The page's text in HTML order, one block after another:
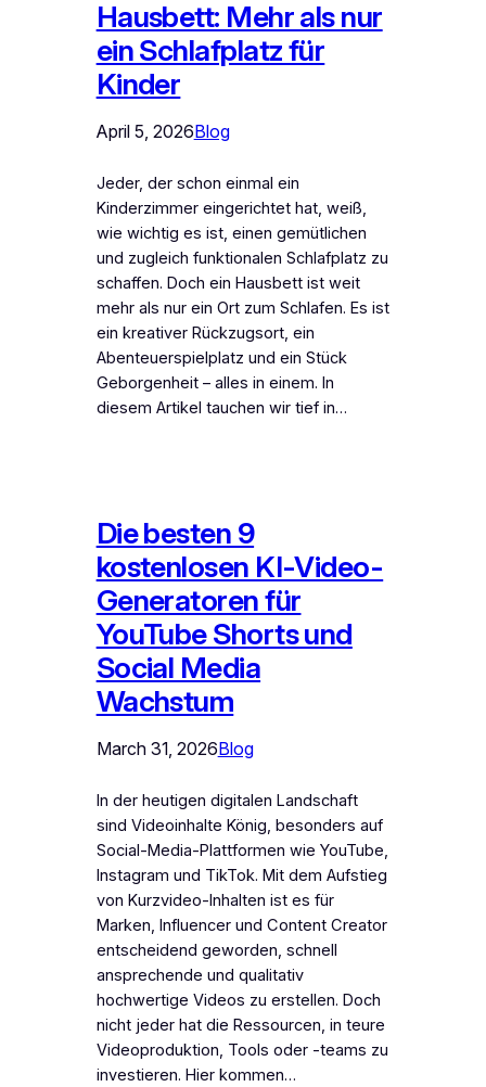
Hausbett: Mehr als nur
ein Schlafplatz für
Kinder
April 5, 2026Blog
Jeder, der schon einmal ein
Kinderzimmer eingerichtet hat, weiß,
wie wichtig es ist, einen gemütlichen
und zugleich funktionalen Schlafplatz zu
schaffen. Doch ein Hausbett ist weit
mehr als nur ein Ort zum Schlafen. Es ist
ein kreativer Rückzugsort, ein
Abenteuerspielplatz und ein Stück
Geborgenheit – alles in einem. In
diesem Artikel tauchen wir tief in…
Die besten 9
kostenlosen KI-Video-
Generatoren für
YouTube Shorts und
Social Media
Wachstum
March 31, 2026Blog
In der heutigen digitalen Landschaft
sind Videoinhalte König, besonders auf
Social-Media-Plattformen wie YouTube,
Instagram und TikTok. Mit dem Aufstieg
von Kurzvideo-Inhalten ist es für
Marken, Influencer und Content Creator
entscheidend geworden, schnell
ansprechende und qualitativ
hochwertige Videos zu erstellen. Doch
nicht jeder hat die Ressourcen, in teure
Videoproduktion, Tools oder -teams zu
investieren. Hier kommen…